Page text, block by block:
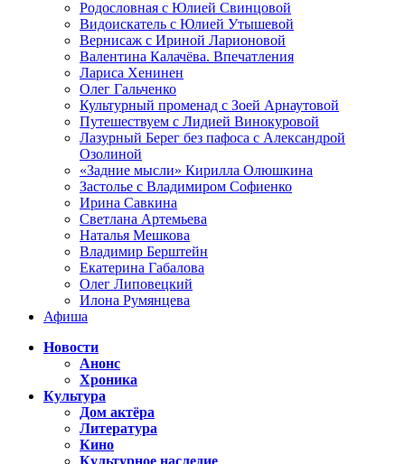
Родословная с Юлией Свинцовой
Видоискатель с Юлией Утышевой
Вернисаж с Ириной Ларионовой
Валентина Калачёва. Впечатления
Лариса Хенинен
Олег Гальченко
Культурный променад с Зоей Арнаутовой
Путешествуем с Лидией Винокуровой
Лазурный Берег без пафоса с Александрой
Озолиной
«Задние мысли» Кирилла Олюшкина
Застолье с Владимиром Софиенко
Ирина Савкина
Светлана Артемьева
Наталья Мешкова
Владимир Берштейн
Екатерина Габалова
Олег Липовецкий
Илона Румянцева
Афиша
Новости
Анонс
Хроника
Культура
Дом актёра
Литература
Кино